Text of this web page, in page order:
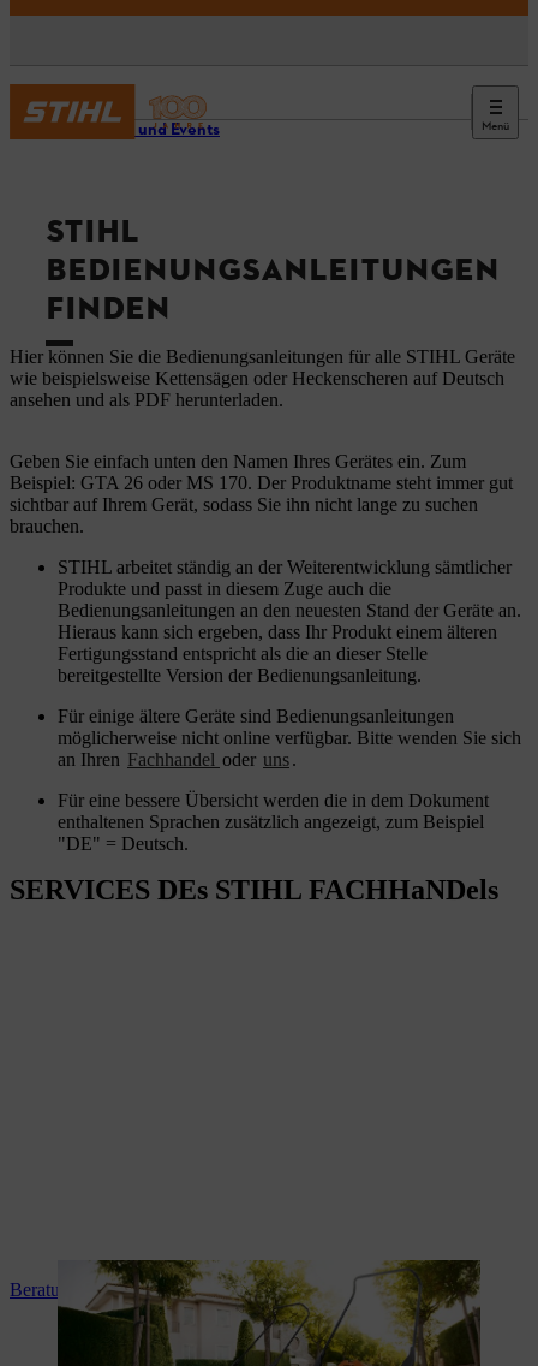
Menü
Service und Events
STIHL
BEDIENUNGSANLEITUNGEN
FINDEN
Hier können Sie die Bedienungsanleitungen für alle STIHL Geräte
wie beispielsweise Kettensägen oder Heckenscheren auf Deutsch
ansehen und als PDF herunterladen.
Geben Sie einfach unten den Namen Ihres Gerätes ein. Zum
Beispiel: GTA 26 oder MS 170. Der Produktname steht immer gut
sichtbar auf Ihrem Gerät, sodass Sie ihn nicht lange zu suchen
brauchen.
STIHL arbeitet ständig an der Weiterentwicklung sämtlicher
Produkte und passt in diesem Zuge auch die
Bedienungsanleitungen an den neuesten Stand der Geräte an.
Hieraus kann sich ergeben, dass Ihr Produkt einem älteren
Fertigungsstand entspricht als die an dieser Stelle
bereitgestellte Version der Bedienungsanleitung.
Für einige ältere Geräte sind Bedienungsanleitungen
möglicherweise nicht online verfügbar. Bitte wenden Sie sich
an Ihren Fachhandel oder uns.
Für eine bessere Übersicht werden die in dem Dokument
enthaltenen Sprachen zusätzlich angezeigt, zum Beispiel
"DE" = Deutsch.
SERVICES DEs STIHL FACHHaNDels
Beratung und Produkteinweisung